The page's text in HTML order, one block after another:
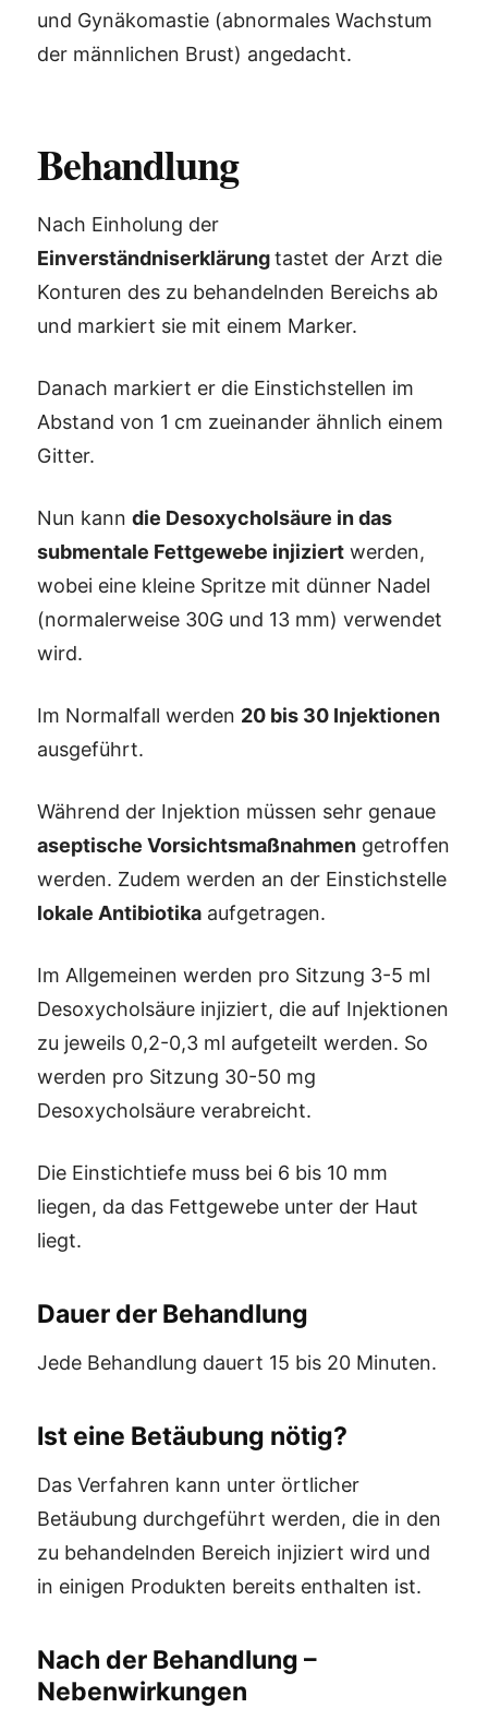
und Gynäkomastie (abnormales Wachstum
der männlichen Brust) angedacht.
Behandlung
Nach Einholung der
Einverständniserklärungtastet der Arzt die
Konturen des zu behandelnden Bereichs ab
und markiert sie mit einem Marker.
Danach markiert er die Einstichstellen im
Abstand von 1 cm zueinander ähnlich einem
Gitter.
Nun kann die Desoxycholsäure in das
submentale Fettgewebe injiziert werden,
wobei eine kleine Spritze mit dünner Nadel
(normalerweise 30G und 13 mm) verwendet
wird.
Im Normalfall werden 20 bis 30 Injektionen
ausgeführt.
Während der Injektion müssen sehr genaue
aseptische Vorsichtsmaßnahmen getroffen
werden. Zudem werden an der Einstichstelle
lokale Antibiotika aufgetragen.
Im Allgemeinen werden pro Sitzung 3-5 ml
Desoxycholsäure injiziert, die auf Injektionen
zu jeweils 0,2-0,3 ml aufgeteilt werden. So
werden pro Sitzung 30-50 mg
Desoxycholsäure verabreicht.
Die Einstichtiefe muss bei 6 bis 10 mm
liegen, da das Fettgewebe unter der Haut
liegt.
Dauer der Behandlung
Jede Behandlung dauert 15 bis 20 Minuten.
Ist eine Betäubung nötig?
Das Verfahren kann unter örtlicher
Betäubung durchgeführt werden, die in den
zu behandelnden Bereich injiziert wird und
in einigen Produkten bereits enthalten ist.
Nach der Behandlung –
Nebenwirkungen